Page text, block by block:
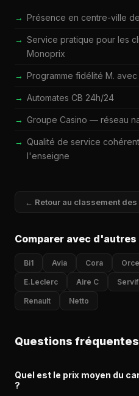
Présence en centre-ville
Service pratique pour les
Monoprix
Programme fidélité M.
Automates CB 24h/24
Groupe Casino — réseau
Qualité de service
l'enseigne
← Retour au classement
Comparer avec
Bi1 Avia Cora
E.Leclerc Aire C
Renault Netto
Questions fréquentes
Quel est le prix moyen du
?